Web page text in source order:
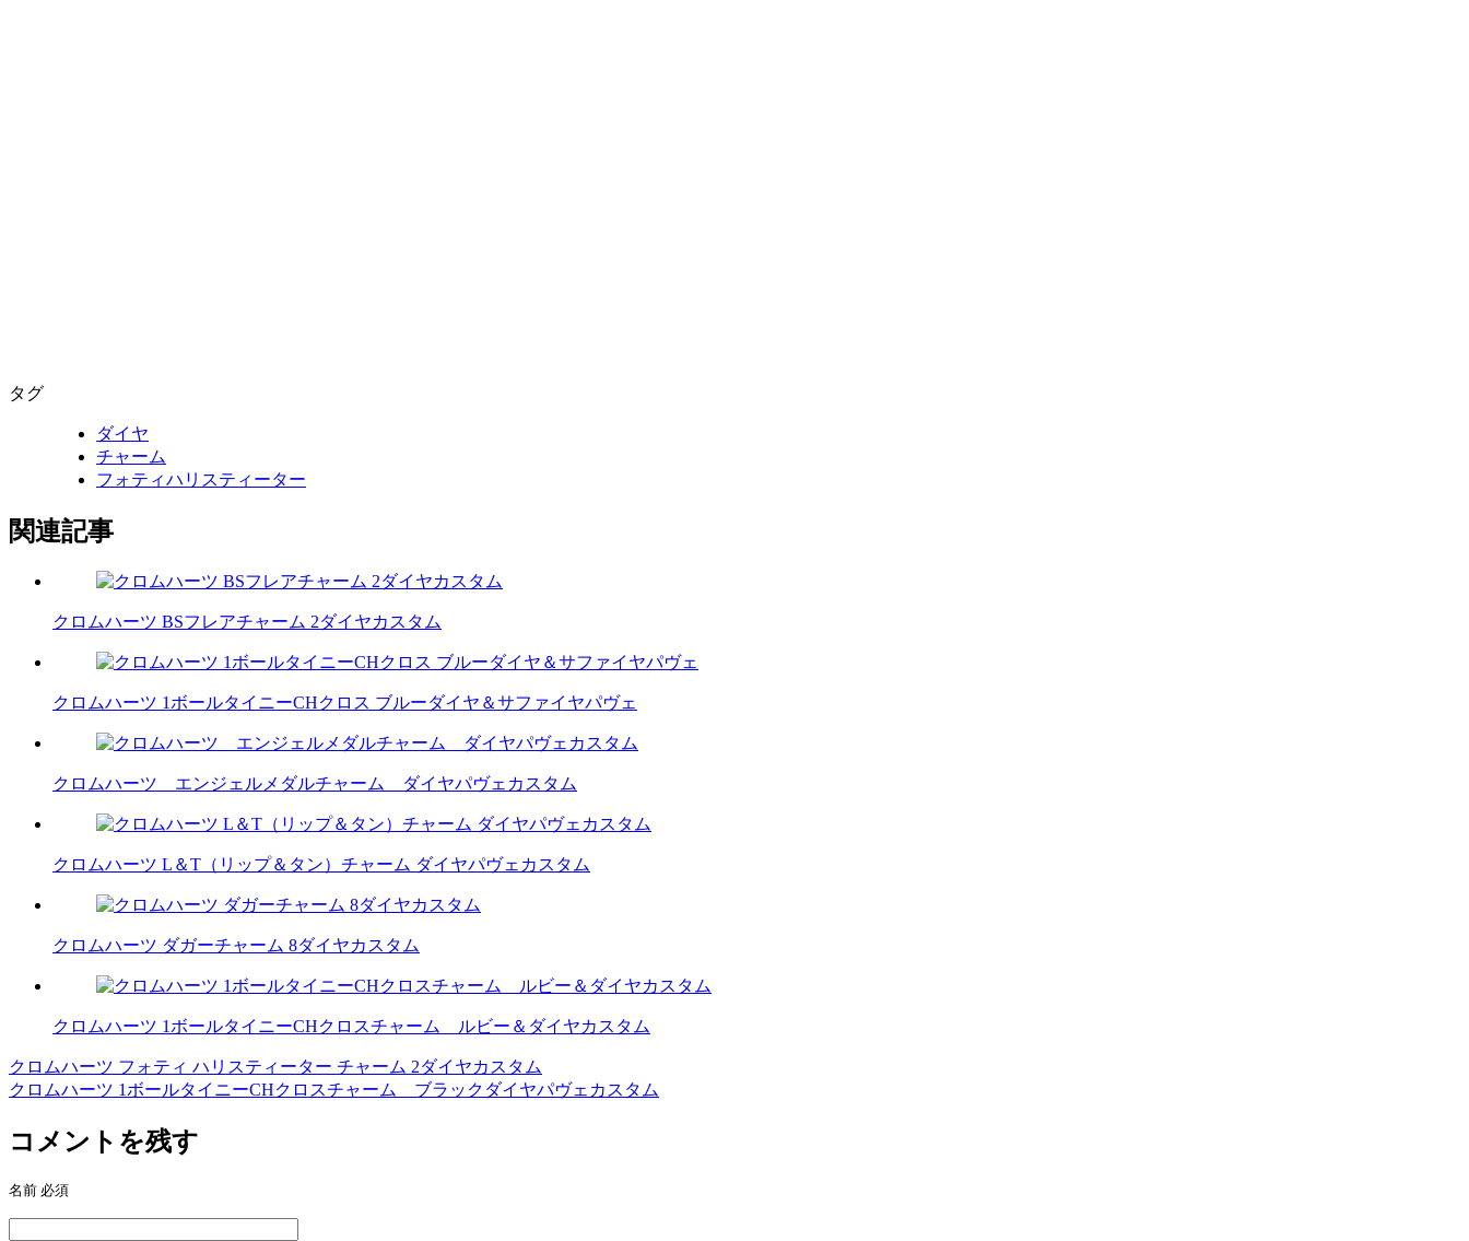
タグ
ダイヤ
チャーム
フォティハリスティーター
関連記事
クロムハーツ BSフレアチャーム 2ダイヤカスタム
クロムハーツ 1ボールタイニーCHクロス ブルーダイヤ＆サファイヤパヴェ
クロムハーツ エンジェルメダルチャーム ダイヤパヴェカスタム
クロムハーツ L＆T（リップ＆タン）チャーム ダイヤパヴェカスタム
クロムハーツ ダガーチャーム 8ダイヤカスタム
クロムハーツ 1ボールタイニーCHクロスチャーム ルビー＆ダイヤカスタム
投
稿
ナ
ビ
ゲ
クロムハーツ フォティ ハリスティーター チャーム 2ダイヤカスタム
クロムハーツ 1ボールタイニーCHクロスチャーム ブラックダイヤパヴェカスタム
コメントを残す
名前 必須